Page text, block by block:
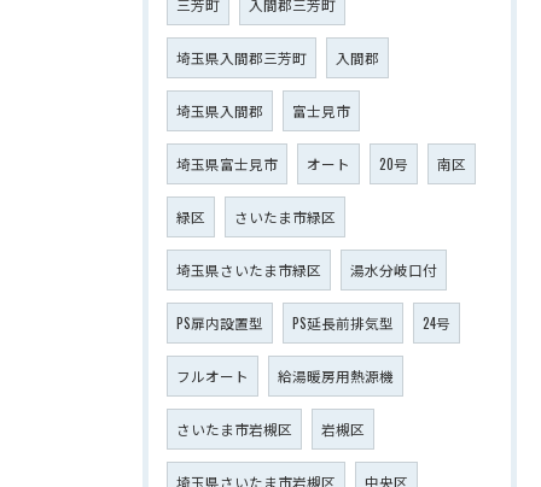
埼玉県入間郡三芳町 入間郡
埼玉県入間郡 富士見市
埼玉県富士見市 オート 20号 南区
緑区 さいたま市緑区
埼玉県さいたま市緑区 湯水分岐口付
PS扉内設置型 PS延長前排気型 24号
フルオート 給湯暖房用熱源機
さいたま市岩槻区 岩槻区
埼玉県さいたま市岩槻区 中央区